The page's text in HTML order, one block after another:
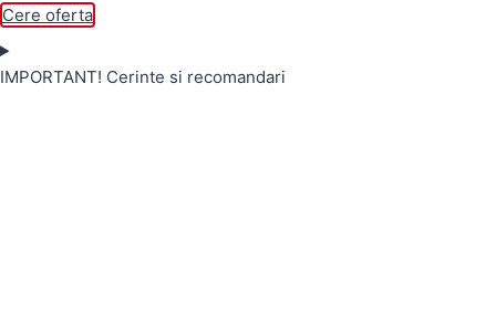
Cere oferta
IMPORTANT! Cerinte si recomandari